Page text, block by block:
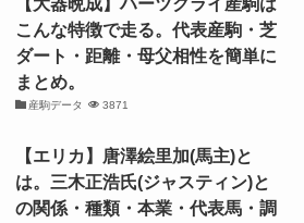
こんな特徴で走る。代表産駒・芝
ダート・距離・母父相性を簡単に
まとめ。
産駒データ 3871
【エリカ】唐澤絵里加(馬主)と
は。三木正浩氏(ジャスティン)と
の関係・種類・本業・代表馬・調